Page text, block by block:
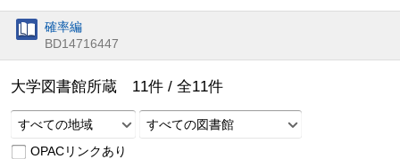
確率編
BD14716447
大学図書館所蔵 11件 / 全11件
すべての地域
すべての図書館
OPACリンクあり